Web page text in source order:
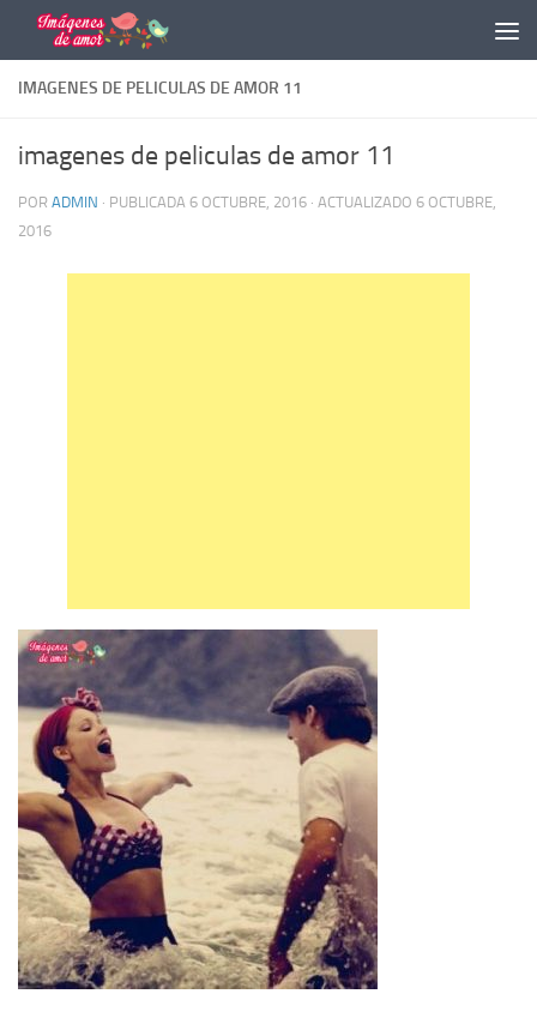
Saltar al contenido
IMAGENES DE PELICULAS DE AMOR 11
imagenes de peliculas de amor 11
POR ADMIN · PUBLICADA 6 OCTUBRE, 2016 · ACTUALIZADO 6 OCTUBRE,
2016